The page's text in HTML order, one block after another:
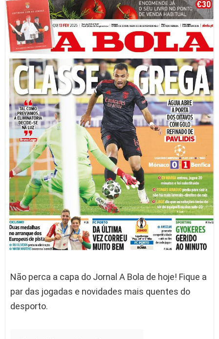
Não perca a capa do Jornal A Bola de hoje! Fique a
par das jogadas e novidades mais quentes do
desporto.